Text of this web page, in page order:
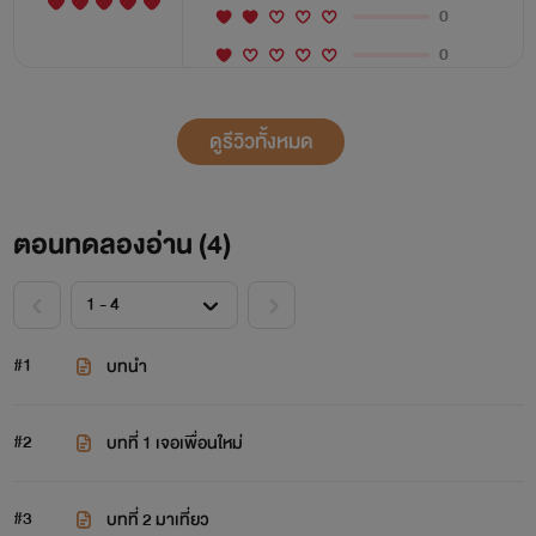
0
0
ดูรีวิวทั้งหมด
ตอนทดลองอ่าน (4)
#1 บทนำ
#2 บทที่ 1 เจอเพื่อนใหม่
#3 บทที่ 2 มาเที่ยว